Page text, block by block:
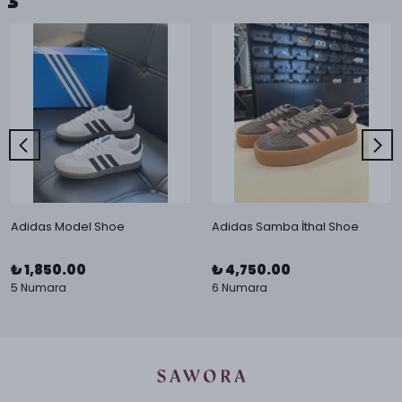
Adidas Model Shoe
₺ 1,850.00
5 Numara
Adidas Samba İthal Shoe
₺ 4,750.00
6 Numara